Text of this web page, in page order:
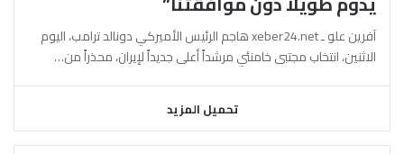
آفرين علو ـ xeber24.net هاجم الرئيس الأميركي دونالد ترامب، اليوم
الاثنين، انتخاب مجتبى خامنئي مرشداً أعلى جديداً لإيران، محذراً من…
تحميل المزيد